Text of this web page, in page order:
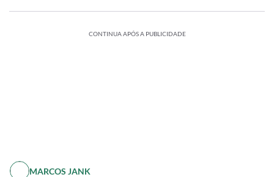
CONTINUA APÓS A PUBLICIDADE
MARCOS JANK